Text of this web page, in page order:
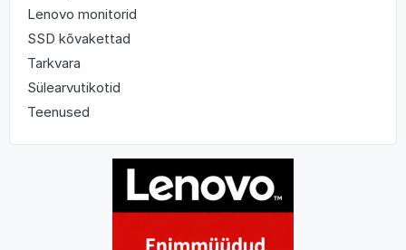
Lenovo monitorid
SSD kõvakettad
Tarkvara
Sülearvutikotid
Teenused